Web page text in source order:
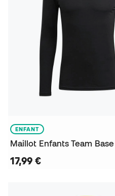
ENFANT
Maillot Enfants Team Base
17,99 €